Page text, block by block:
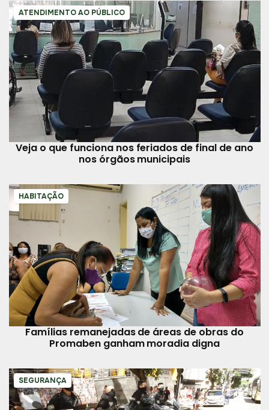
ATENDIMENTO AO PÚBLICO
Veja o que funciona nos feriados de final de ano
nos órgãos municipais
HABITAÇÃO
Famílias remanejadas de áreas de obras do
Promaben ganham moradia digna
SEGURANÇA